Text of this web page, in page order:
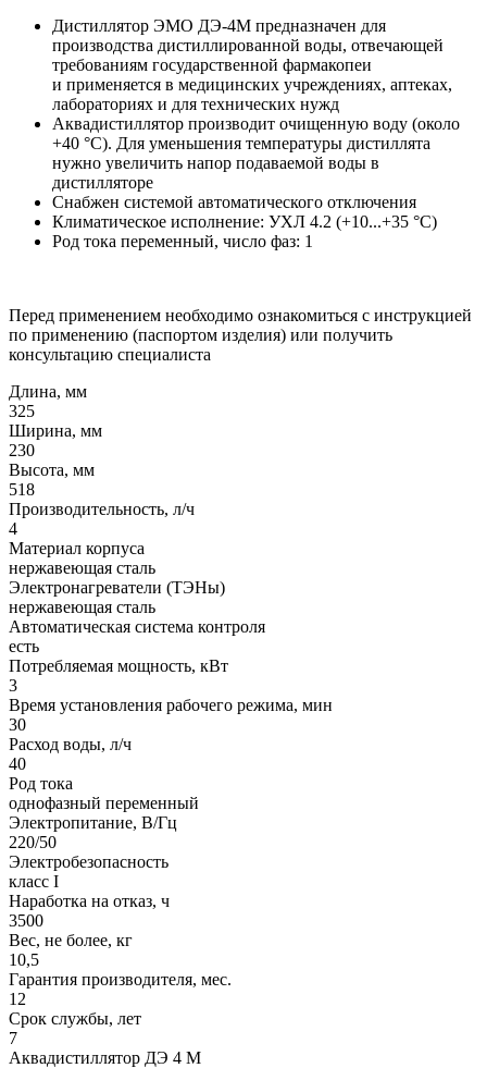
Дистиллятор ЭМО ДЭ-4М предназначен для
производства дистиллированной воды, отвечающей
требованиям государственной фармакопеи
и применяется в медицинских учреждениях, аптеках,
лабораториях и для технических нужд
Аквадистиллятор производит очищенную воду (около
+40 °С). Для уменьшения температуры дистиллята
нужно увеличить напор подаваемой воды в
дистилляторе
Снабжен системой автоматического отключения
Климатическое исполнение: УХЛ 4.2 (+10...+35 °C)
Род тока переменный, число фаз: 1
Перед применением необходимо ознакомиться с инструкцией
по применению (паспортом изделия) или получить
консультацию специалиста
Длина, мм
325
Ширина, мм
230
Высота, мм
518
Производительность, л/ч
4
Материал корпуса
нержавеющая сталь
Электронагреватели (ТЭНы)
нержавеющая сталь
Автоматическая система контроля
есть
Потребляемая мощность, кВт
3
Время установления рабочего режима, мин
30
Расход воды, л/ч
40
Род тока
однофазный переменный
Электропитание, В/Гц
220/50
Электробезопасность
класс I
Наработка на отказ, ч
3500
Вес, не более, кг
10,5
Гарантия производителя, мес.
12
Срок службы, лет
7
Аквадистиллятор ДЭ 4 М